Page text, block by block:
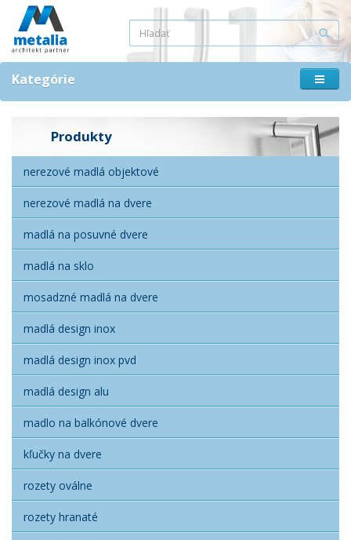
Kategórie
Produkty
nerezové madlá objektové
nerezové madlá na dvere
madlá na posuvné dvere
madlá na sklo
mosadzné madlá na dvere
madlá design inox
madlá design inox pvd
madlá design alu
madlo na balkónové dvere
kľučky na dvere
rozety oválne
rozety hranaté